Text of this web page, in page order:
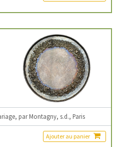
par Montagny, s.d., Paris
Ajouter au panier